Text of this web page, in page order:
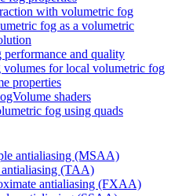
with volumetric fog
fog as a volumetric
performance and quality
volumes for local volumetric fog
properties
shaders
fog using quads
antialiasing (MSAA)
antialiasing (TAA)
antialiasing (FXAA)